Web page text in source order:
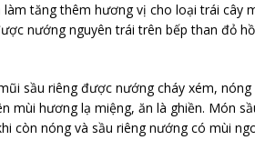
tăng thêm hương vị cho loại trái cây
nướng nguyên trái trên bếp than đỏ
sầu riêng được nướng cháy xém,
mùi hương lạ miệng, ăn là ghiền. Món
còn nóng và sầu riêng nướng có mùi